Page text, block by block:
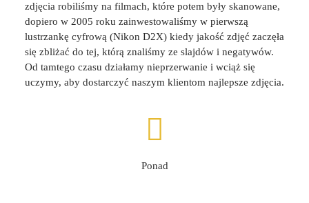
zdjęcia robiliśmy na filmach, które potem były skanowane,
dopiero w 2005 roku zainwestowaliśmy w pierwszą
lustrzankę cyfrową (Nikon D2X) kiedy jakość zdjęć zaczęła
się zbliżać do tej, którą znaliśmy ze slajdów i negatywów.
Od tamtego czasu działamy nieprzerwanie i wciąż się
uczymy, aby dostarczyć naszym klientom najlepsze zdjęcia.
Ponad